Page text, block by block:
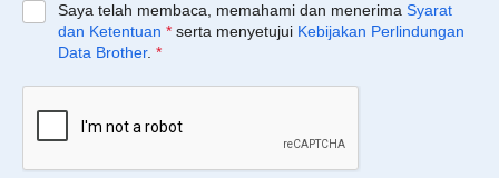
Saya telah membaca, memahami dan menerima Syarat
dan Ketentuan * serta menyetujui Kebijakan Perlindungan
Data Brother. *